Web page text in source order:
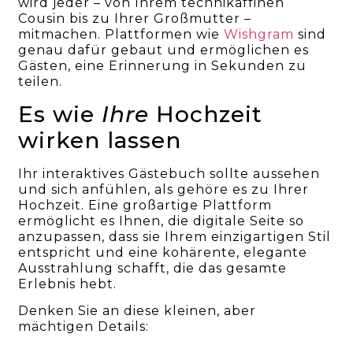
Cousin bis zu Ihrer Großmutter –
mitmachen. Plattformen wieWishgram sind
genau dafür gebaut und ermöglichen es
Gästen, eine Erinnerung in Sekunden zu
teilen.
Es wie Ihre Hochzeit
wirken lassen
Ihr interaktives Gästebuch sollte aussehen
und sich anfühlen, als gehöre es zu Ihrer
Hochzeit. Eine großartige Plattform
ermöglicht es Ihnen, die digitale Seite so
anzupassen, dass sie Ihrem einzigartigen Stil
entspricht und eine kohärente, elegante
Ausstrahlung schafft, die das gesamte
Erlebnis hebt.
Denken Sie an diese kleinen, aber
mächtigen Details: